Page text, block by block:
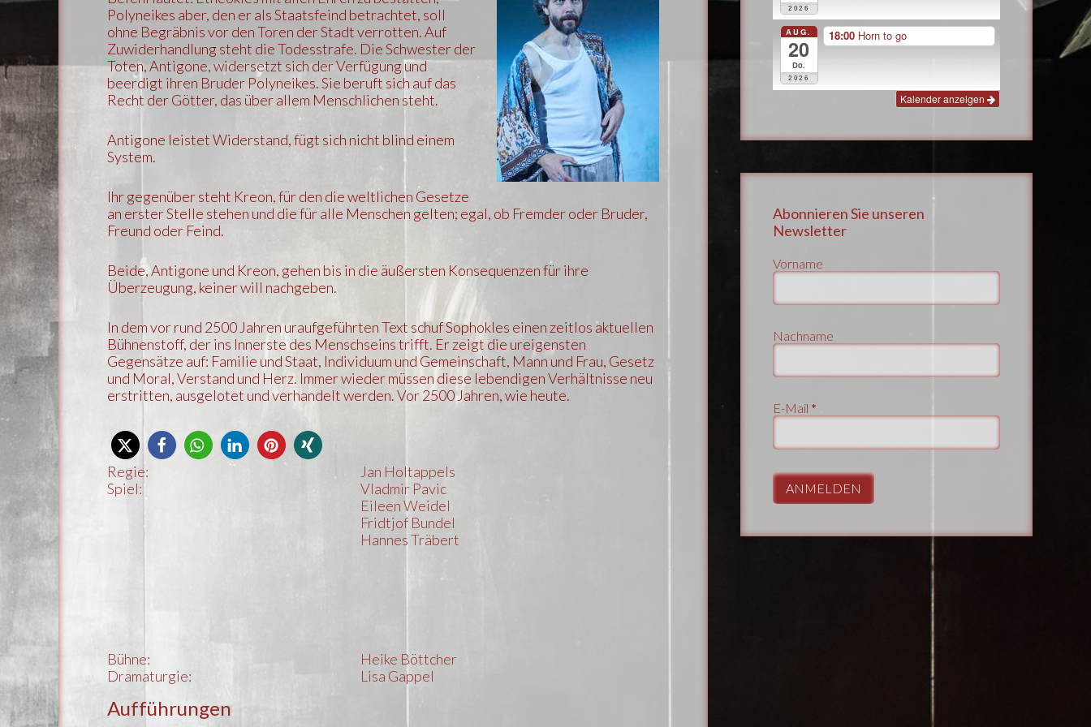
Polyneikes aber, den er als Staatsfeind betrachtet, soll
ohne Begräbnis vor den Toren der Stadt verrotten. Auf
Zuwiderhandlung steht die Todesstrafe. Die Schwester der
Toten, Antigone, widersetzt sich der Verfügung und
beerdigt ihren Bruder Polyneikes. Sie beruft sich auf das
Recht der Götter, das über allem Menschlichen steht.
Antigone leistet Widerstand, fügt sich nicht blind einem
System.
Ihr gegenüber steht Kreon, für den die weltlichen Gesetze
an erster Stelle stehen und die für alle Menschen gelten; egal, ob Fremder oder Bruder,
Freund oder Feind.
Beide, Antigone und Kreon, gehen bis in die äußersten Konsequenzen für ihre
Überzeugung, keiner will nachgeben.
In dem vor rund 2500 Jahren uraufgeführten Text schuf Sophokles einen zeitlos aktuellen
Bühnenstoff, der ins Innerste des Menschseins trifft. Er zeigt die ureigensten
Gegensätze auf: Familie und Staat, Individuum und Gemeinschaft, Mann und Frau, Gesetz
und Moral, Verstand und Herz. Immer wieder müssen diese lebendigen Verhältnisse neu
erstritten, ausgelotet und verhandelt werden. Vor 2500 Jahren, wie heute.
Regie:
Jan Holtappels
Spiel:
Vladmir Pavic
Eileen Weidel
Fridtjof Bundel
Hannes Träbert
Bühne:
Heike Böttcher
Dramaturgie:
Lisa Gappel
Aufführungen
2026
AUG.
20
Do.
2026
18:00 Horn to go
Kalender anzeigen
Abonnieren Sie unseren
Newsletter
Vorname
Nachname
E-Mail *